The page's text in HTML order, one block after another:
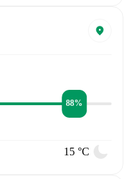
88%
15 °C